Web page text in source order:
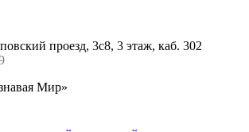
проезд, 3с8, 3 этаж, каб. 302
Мир»